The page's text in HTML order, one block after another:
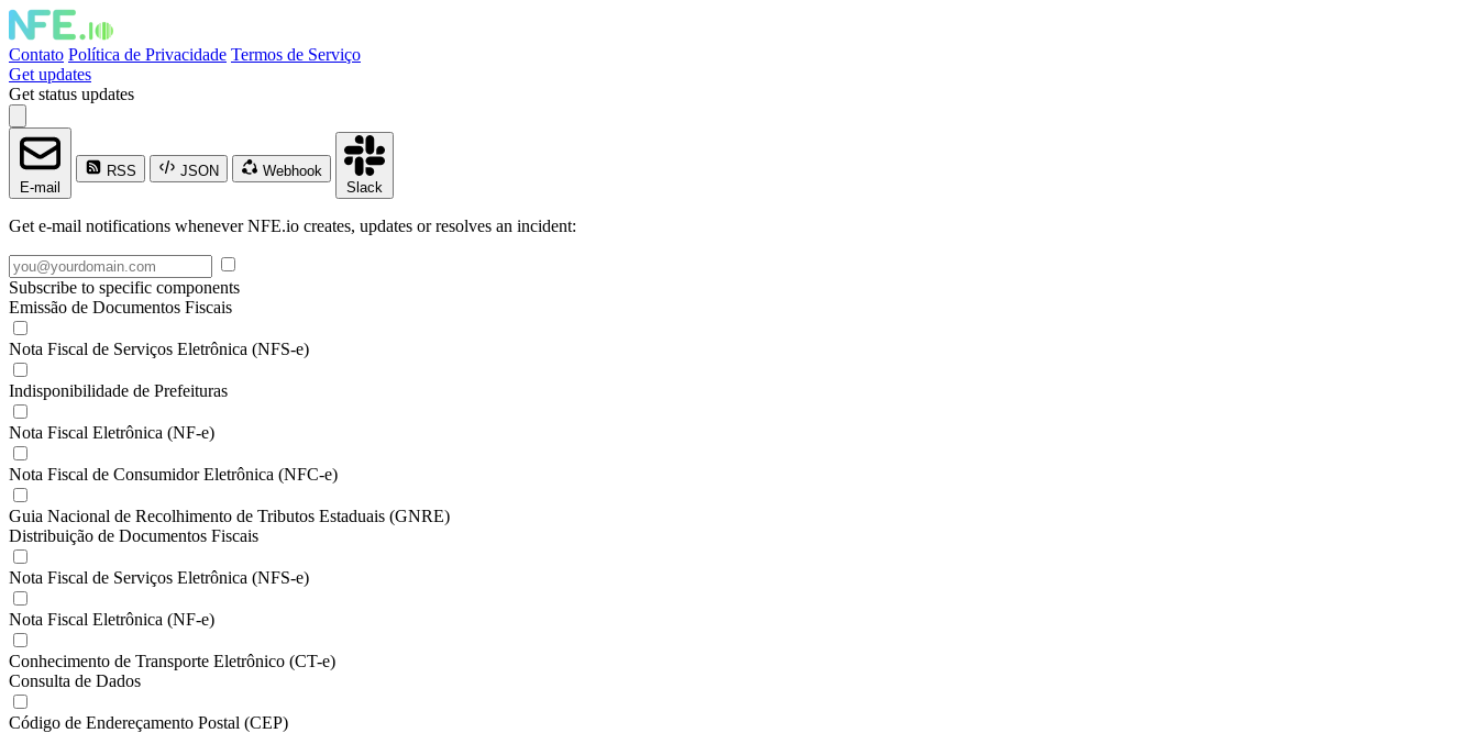
Contato Política de Privacidade Termos de Serviço
Get updates
Get status updates
E-mail
RSS JSON
Webhook
Slack
Get e-mail notifications whenever NFE.io creates, updates or resolves an incident:
Subscribe to specific components
Emissão de Documentos Fiscais
Nota Fiscal de Serviços Eletrônica (NFS-e)
Indisponibilidade de Prefeituras
Nota Fiscal Eletrônica (NF-e)
Nota Fiscal de Consumidor Eletrônica (NFC-e)
Guia Nacional de Recolhimento de Tributos Estaduais (GNRE)
Distribuição de Documentos Fiscais
Nota Fiscal de Serviços Eletrônica (NFS-e)
Nota Fiscal Eletrônica (NF-e)
Conhecimento de Transporte Eletrônico (CT-e)
Consulta de Dados
Código de Endereçamento Postal (CEP)